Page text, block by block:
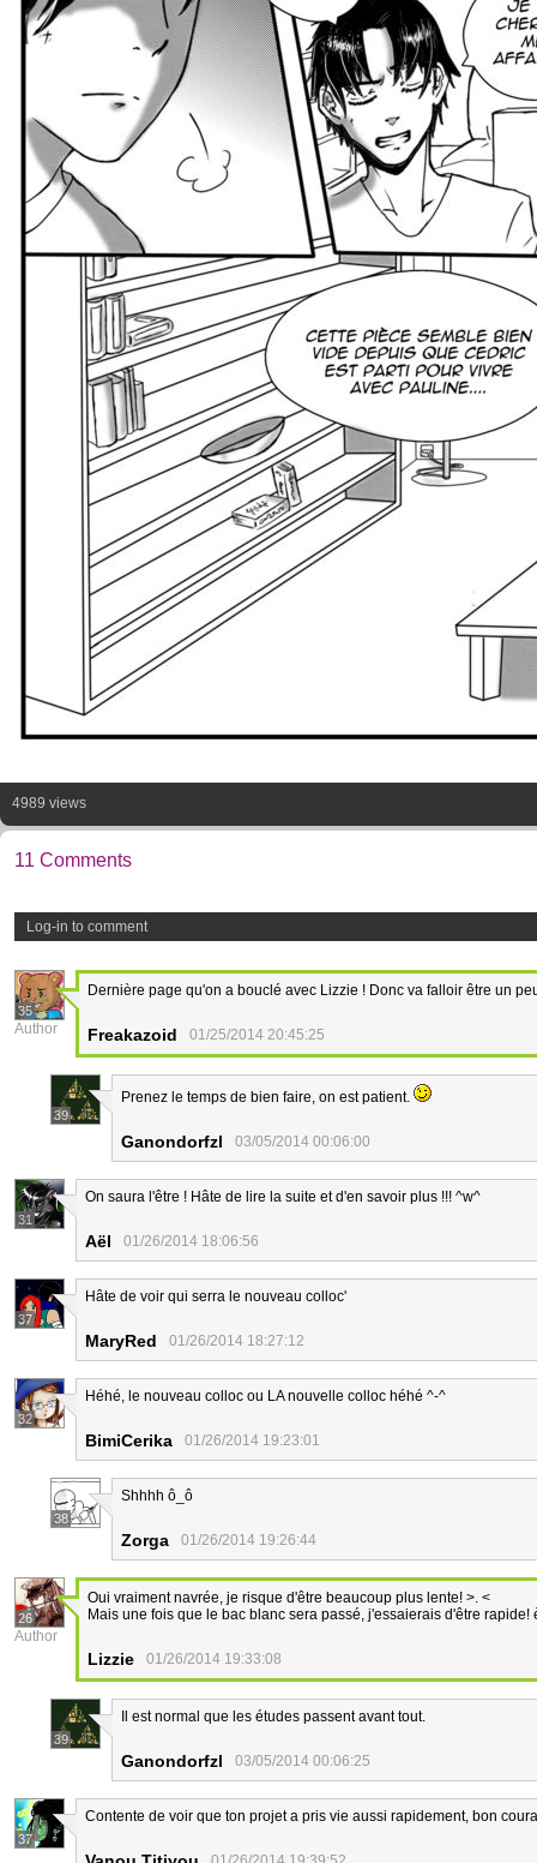
4989 views
11 Comments
Log-in to comment
35
Author
Dernière page qu'on a bouclé avec Lizzie ! Donc va falloir être un
Freakazoid 01/25/2014 20:45:25
39
Prenez le temps de bien faire, on est patient.
Ganondorfzl 03/05/2014 00:06:00
31
On saura l'être ! Hâte de lire la suite et d'en savoir plus !!! ^w^
Aël 01/26/2014 18:06:56
37
Hâte de voir qui serra le nouveau colloc'
MaryRed 01/26/2014 18:27:12
32
Héhé, le nouveau colloc ou LA nouvelle colloc héhé ^-^
BimiCerika 01/26/2014 19:23:01
38
Shhhh ô_ô
Zorga 01/26/2014 19:26:44
26
Author
Oui vraiment navrée, je risque d'être beaucoup plus lente! >. <
Mais une fois que le bac blanc sera passé, j'essaierais d'être rapide!
Lizzie 01/26/2014 19:33:08
39
Il est normal que les études passent avant tout.
Ganondorfzl 03/05/2014 00:06:25
37
Contente de voir que ton projet a pris vie aussi rapidement, bon